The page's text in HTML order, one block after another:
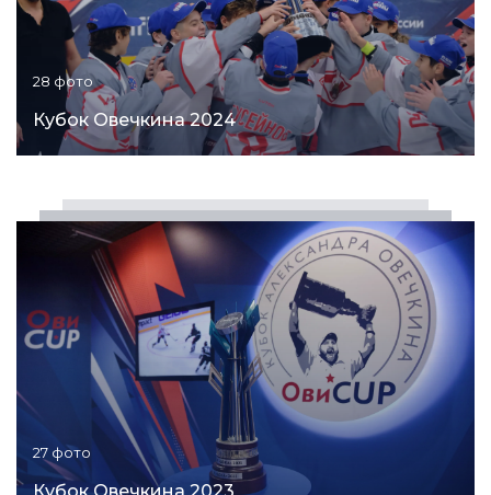
28 фото
Кубок Овечкина 2024
27 фото